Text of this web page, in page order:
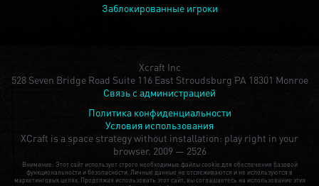
Заблокированные игроки
Xcraft Inc
528 Seven Bridge Road Suite 116 East Stroudsburg PA 18301 Monroe
Связь с администрацией
Политика конфиденциальности
Условия использования
XCraft is a space strategy without installation: play right in your
browser. 2009 — 2526
Внимание: Этот сайт использует строго необходимые файлы cookie для обеспечения базовой
функциональности и безопасности. Личные данные не отслеживаются и не используются в
маркетинговых целях. Продолжая использовать этот сайт, вы соглашаетесь на использование этих